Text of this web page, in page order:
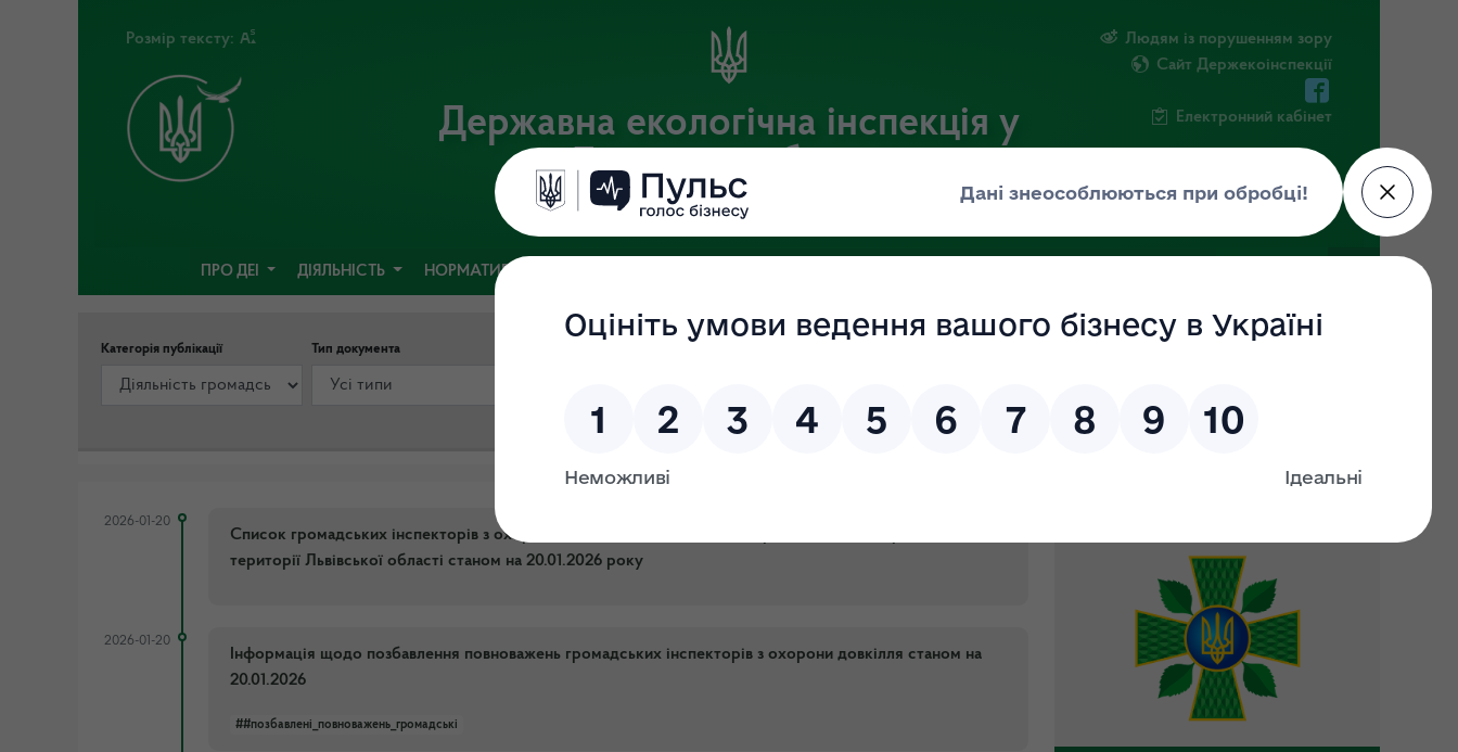
Розмір тексту:
Державна екологічна інспекція у
Львівській області
Офіційний веб-портал
Людям із порушенням зору
Сайт Держекоінспекції
Електронний кабінет
ПРО ДЕІ ДІЯЛЬНІСТЬ НОРМАТИВНА БАЗА
Категорія публікації Тип документа
2026-01-20
Список громадських інспекторів з охорони довкілля, які здійснюють громадський контроль на
території Львівської області станом на 20.01.2026 року
2026-01-20
Інформація щодо позбавлення повноважень громадських інспекторів з охорони довкілля станом на
20.01.2026
##позбавлені_повноважень_громадські